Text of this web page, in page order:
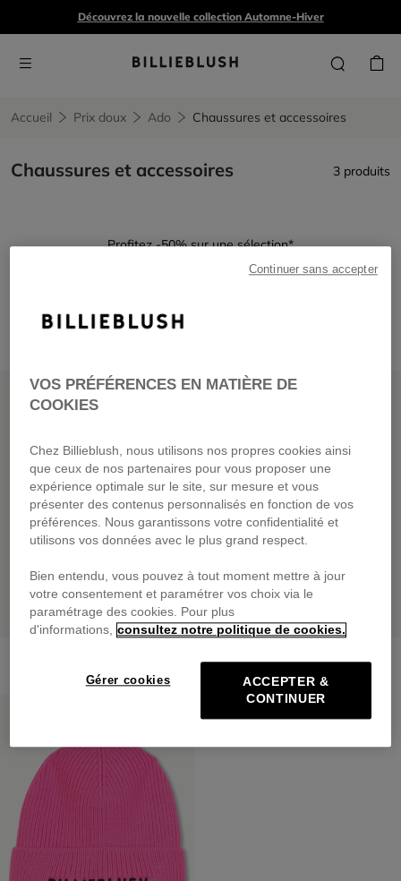
Découvrez la nouvelle collection Automne-Hiver
Accueil Prix doux Ado Chaussures et accessoires
Chaussures et accessoires 3 produits
Profitez -50% sur une sélection*
Remove filter Chaussures et accessoires
PRIX DOUX PRIX DOUX
VOS PRÉFÉRENCES EN MATIÈRE DE
COOKIES
Chez Billieblush, nous utilisons nos propres cookies ainsi
que ceux de nos partenaires pour vous proposer une
expérience optimale sur le site, sur mesure et vous
présenter des contenus personnalisés en fonction de vos
préférences. Nous garantissons votre confidentialité et
utilisons vos données avec le plus grand respect.
Bien entendu, vous pouvez à tout moment mettre à jour
votre consentement et paramétrer vos choix via le
paramétrage des cookies. Pour plus
d'informations, consultez notre politique de cookies.
Gérer cookies
ACCEPTER &
CONTINUER
Continuer sans accepter